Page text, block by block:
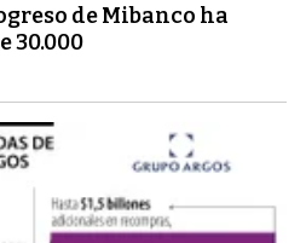
de Mibanco ha
30.000